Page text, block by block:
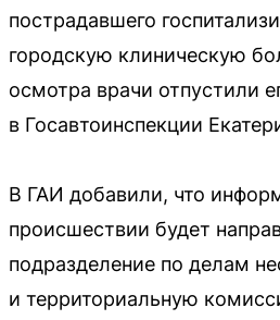
пострадавшего
городскую клиническую
осмотра врачи отпустили
в Госавтоинспекции
В ГАИ добавили, что
происшествии будет
подразделение по делам
и территориальную